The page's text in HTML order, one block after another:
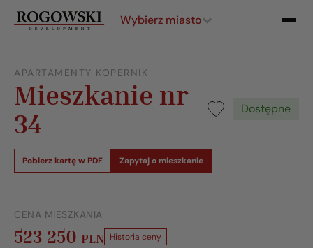
Wybierz miasto
APARTAMENTY KOPERNIK
Mieszkanie nr
34
Dostępne
Pobierz kartę w PDF Zapytaj o mieszkanie
CENA MIESZKANIA
523 250 PLN Historia ceny